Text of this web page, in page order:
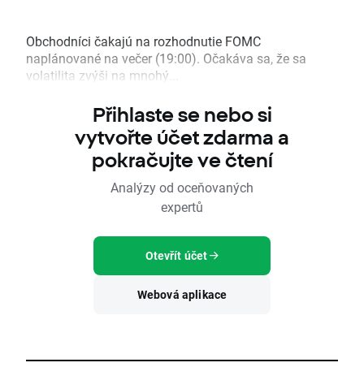
Obchodníci čakajú na rozhodnutie FOMC
naplánované na večer (19:00). Očakáva sa, že sa
volatilita zvýši na mnohý...
Přihlaste se nebo si
vytvořte účet zdarma a
pokračujte ve čtení
Analýzy od oceňovaných
expertů
Otevřít účet
Webová aplikace